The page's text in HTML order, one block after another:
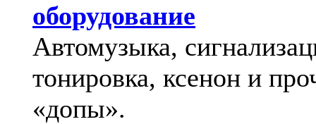
оборудование
Автомузыка,
тонировка, ксенон и
«допы».